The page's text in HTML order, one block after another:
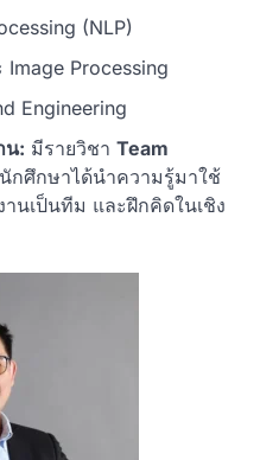
(NLP)
Processing
Engineering
น: มีรายวิชา Team
กศึกษาได้นำความรู้มาใช้
นเป็นทีม และฝึกคิดในเชิง